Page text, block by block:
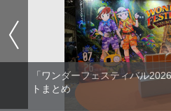
「ワンダーフェスティバル
トまとめ